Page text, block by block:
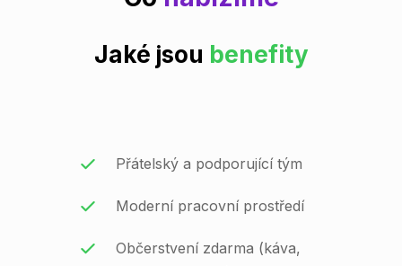
Jaké jsou benefity
Přátelský a podporující tým
Moderní pracovní prostředí
Občerstvení zdarma (káva,